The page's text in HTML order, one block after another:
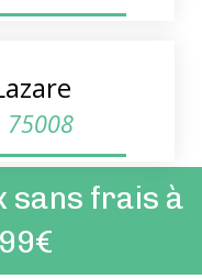
75008
sans frais à